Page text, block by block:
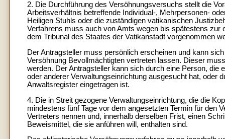
2. Die Durchführung des Versöhnungsversuchs stellt die
Arbeitsverhältnis betreffende Individual-, Mehrpersonen-
Heiligen Stuhls oder die zuständigen vatikanischen
Verfahrens muss auch von Amts wegen bis spätestens
dem Tribunal des Staates der Vatikanstadt vorgenommen
Der Antragsteller muss persönlich erscheinen und kann
Versöhnung Bevollmächtigten vertreten lassen. Dieser
werden. Der Antragsteller kann sich durch eine Person, die
oder anderer Verwaltungseinrichtung ausgesucht hat, oder
Anwaltsregister eingetragen ist.
4. Die in Streit gezogene Verwaltungseinrichtung, die die
mindestens fünf Tage vor dem angesetzten Termin für den
Vertreters nennen und, innerhalb derselben Frist, einen
Beweismittel, die sie anführen will, enthalten sind.